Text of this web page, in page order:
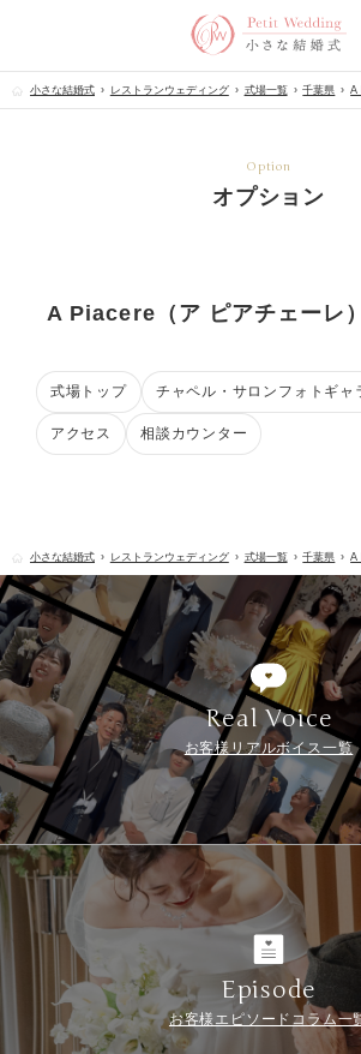
小さな結婚式 レストランウェディング 式場一覧 千葉県 A
Option
オプション
A Piacere（ア ピアチェーレ
式場トップ チャペル・サロンフォトギャ
アクセス 相談カウンター
小さな結婚式 レストランウェディング 式場一覧 千葉県 A
Real Voice
お客様リアルボイス一覧
Episode
お客様エピソードコラム一